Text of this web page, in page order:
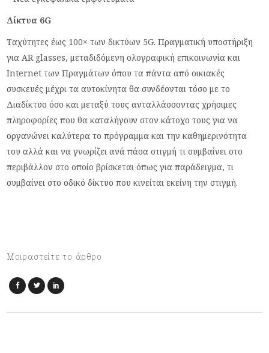
Δίκτυα 6G
Ταχύτητες έως 100× των δικτύων 5G. Πραγματική υποστήριξη
για AR glasses, μεταδιδόμενη ολογραφική επικοινωνία και
Internet των Πραγμάτων όπου τα πάντα από οικιακές
συσκευές μέχρι τα αυτοκίνητα θα συνδέονται τόσο με το
Διαδίκτυο όσο και μεταξύ τους ανταλλάσσοντας χρήσιμες
πληροφορίες που θα καταλήγουν στον κάτοχο τους για να
οργανώνει καλύτερα το πρόγραμμα και την καθημερινότητα
του αλλά και να γνωρίζει ανά πάσα στιγμή τι συμβαίνει στο
περιβάλλον στο οποίο βρίσκεται όπως για παράδειγμα, τι
συμβαίνει στο οδικό δίκτυο που κινείται εκείνη την στιγμή.
Μοιραστείτε το άρθρο